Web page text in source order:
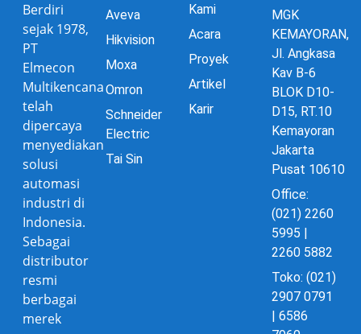
Berdiri
sejak 1978,
PT
Elmecon
Multikencana
telah
dipercaya
menyediakan
solusi
automasi
industri di
Indonesia.
Sebagai
distributor
resmi
berbagai
merek
Aveva
Hikvision
Moxa
Omron
Schneider
Electric
Tai Sin
Kami
Acara
Proyek
Artikel
Karir
MGK
KEMAYORAN,
Jl. Angkasa
Kav B-6
BLOK D10-
D15, RT.10
Kemayoran
Jakarta
Pusat 10610
Office:
(021) 2260
5995 |
2260 5882
Toko: (021)
2907 0791
| 6586